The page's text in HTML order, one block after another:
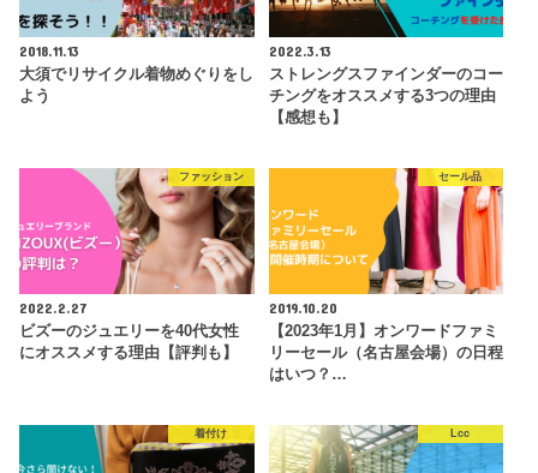
2018.11.13
大須でリサイクル着物めぐりをし
よう
2022.3.13
ストレングスファインダーのコー
チングをオススメする3つの理由
【感想も】
ファッション
2022.2.27
ビズーのジュエリーを40代女性
にオススメする理由【評判も】
セール品
2019.10.20
【2023年1月】オンワードファミ
リーセール（名古屋会場）の日程
はいつ？…
着付け Lcc